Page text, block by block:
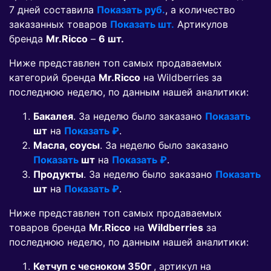
7 дней составила Показать руб., а количество
заказанных товаров Показать шт. Артикулов
бренда Mr.Ricco – 6 шт.
Ниже представлен топ самых продаваемых
категорий бренда Mr.Ricco на Wildberries за
последнюю неделю, по данным нашей аналитики:
Бакалея. За неделю было заказано Показать
шт на Показать ₽.
Масла, соусы. За неделю было заказано
Показать шт на Показать ₽.
Продукты. За неделю было заказано Показать
шт на Показать ₽.
Ниже представлен топ самых продаваемых
товаров бренда Mr.Ricco на Wildberries за
последнюю неделю, по данным нашей аналитики:
Кетчуп с чесноком 350г , артикул на